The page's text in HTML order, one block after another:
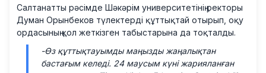
Салтанатты рәсімде Шәкәрім университетінің ректоры
Думан Орынбеков түлектерді құттықтай отырып, оқу
ордасының қол жеткізген табыстарына да тоқталды.
-Өз құттықтауымды маңызды жаңалықтан
бастағым келеді. 24 маусым күні жарияланған